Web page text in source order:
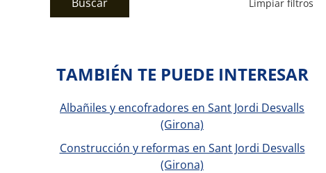
Limpiar filtros
TAMBIÉN TE PUEDE INTERESAR
Albañiles y encofradores en Sant Jordi Desvalls
(Girona)
Construcción y reformas en Sant Jordi Desvalls
(Girona)